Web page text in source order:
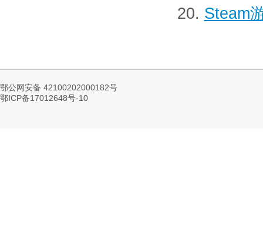
20. Steam
鄂公网安备 42100202000182号
鄂ICP备17012648号-10